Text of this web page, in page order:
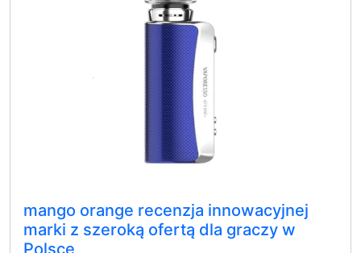
mango orange recenzja innowacyjnej
marki z szeroką ofertą dla graczy w
Polsce